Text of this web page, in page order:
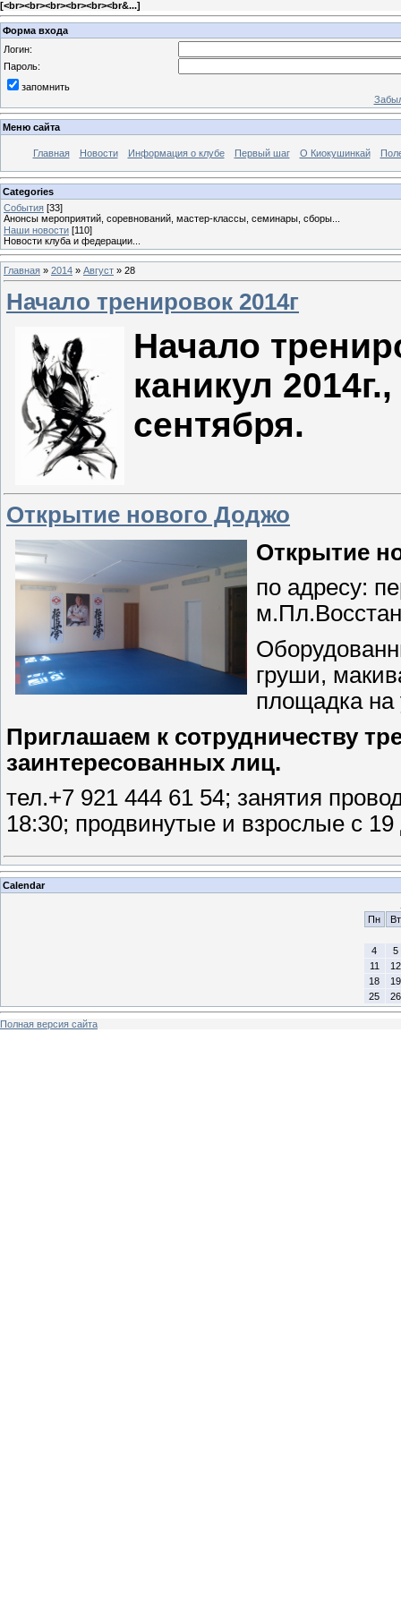
[<br><br><br><br><br><br&...]
Форма входа
Логин:
Пароль:
запомнить
Меню сайта
Главная Новости Информация о клубе Первый шаг О Киокушинкай
Categories
События [33]
Анонсы мероприятий, соревнований, мастер-классы, семинары, сборы...
Наши новости [110]
Новости клуба и федерации...
Главная » 2014 » Август » 28
Начало тренировок 2014г
Начало
каникул
сентября.
Открытие нового Доджо
Открытие
по адресу:
груши,
площадка
Приглашаем к сотрудничеству
заинтересованных лиц.
тел.+7 921 444 61 54; занятия
18:30; продвинутые и взрослые с 19
Calendar
Пн
Вт
4
5
11
12
18
19
25
26
Полная версия сайта